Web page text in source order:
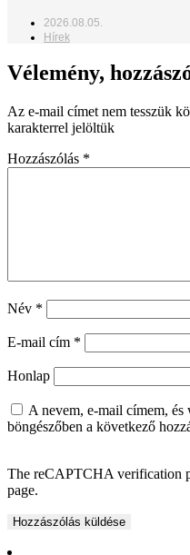
2026.08.05.
Hírek
Vélemény,
Az e-mail címet nem tesszük
karakterrel jelöltük
Hozzászólás *
Név *
E-mail cím *
Honlap
A nevem, e-mail címem, és
böngészőben a következő
The reCAPTCHA verification
page.